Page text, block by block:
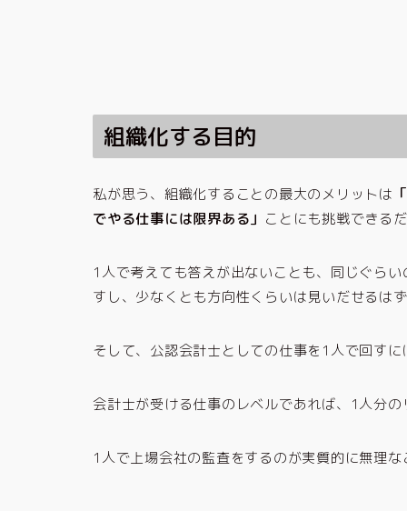
組織化する目的
私が思う、組織化することの最大のメリットは
でやる仕事には限界ある」 ことにも挑戦できる
1人で考えても答えが出ないことも、同じぐら
すし、少なくとも方向性くらいは見いだせるは
そして、公認会計士としての仕事を1人で回す
会計士が受ける仕事のレベルであれば、1人分
1人で上場会社の監査をするのが実質的に無理